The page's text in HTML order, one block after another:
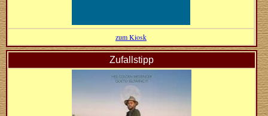
zum Kiosk
Zufallstipp